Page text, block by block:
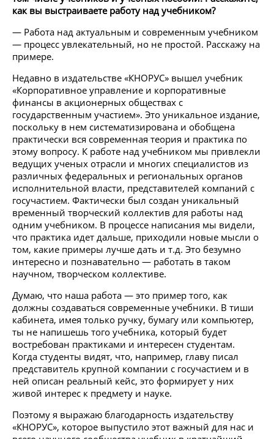
как вы выстраиваете работу над учебником?
— Работа над актуальным и современным учебником
— процесс увлекательный, но не простой. Расскажу на
примере.
Недавно в издательстве «КНОРУС» вышел учебник
«Корпоративное управление и корпоративные
финансы в акционерных обществах с
государственным участием». Это уникальное издание,
поскольку в нем систематизирована и обобщена
практически вся современная теория и практика по
этому вопросу. К работе над учебником мы привлекли
ведущих ученых отрасли и многих специалистов из
различных федеральных и региональных органов
исполнительной власти, представителей компаний с
госучастием. Фактически был создан уникальный
временный творческий коллектив для работы над
одним учебником. В процессе написания мы видели,
что практика идет дальше, приходили новые мысли о
том, какие примеры лучше дать и т.д. Это безумно
интересно и познавательно — работать в таком
научном, творческом коллективе.
Думаю, что наша работа — это пример того, как
должны создаваться современные учебники. В тиши
кабинета, имея только ручку, бумагу или компьютер,
ты не напишешь того учебника, который будет
востребован практиками и интересен студентам.
Когда студенты видят, что, например, главу писал
представитель крупной компании с госучастием и в
ней описан реальный кейс, это формирует у них
живой интерес к предмету и науке.
Поэтому я выражаю благодарность издательству
«КНОРУС», которое выпустило этот важный для нас и